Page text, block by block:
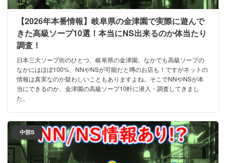
【2026年本番情報】岐阜県の金津園で実際に遊んで
きた高級ソープ10選！本当にNS出来るのか体当たり
調査！
日本三大ソープ街のひとつ、岐阜県の金津園。なかでも高級ソープの
なかにはほぼ100%、NNやNSが可能だと噂のお店も！ですがネットの
情報は真実なのか疑わしいこともありますよね。そこでNNやNSが本
当にできるのか、金津園の高級ソープ10軒に潜入・調査してきまし
た。
中部S